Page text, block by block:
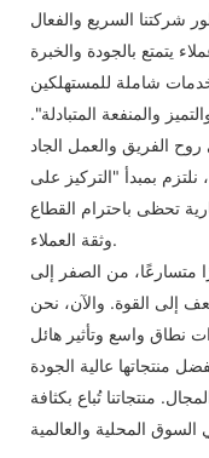
يتمتع بالجودة والخبرة
والمنفعة المتبادلة".
الفريق والعمل الجاد
نلتزم بمبدأ "التركيز على
تحظى باحترام القطاع
وثقة العملاء.
من الصفر إلى
إلى القوة. والآن، نحن
منتجاتها عالية الجودة
منتجاتنا تُباع بكثافة